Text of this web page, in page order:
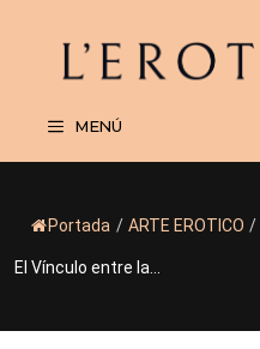
MENÚ
Portada / ARTE EROTICO /
El Vínculo entre la...